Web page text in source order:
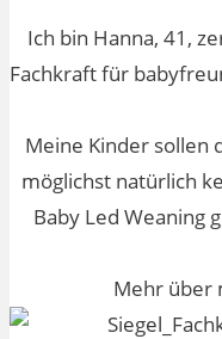
Ich bin Hanna, 41,
Fachkraft für
Meine Kinder sollen
möglichst natürlich
Baby Led Weaning
Mehr über